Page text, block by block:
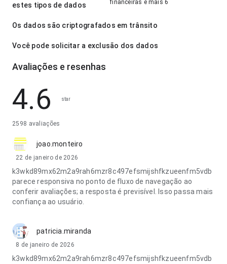
estes tipos de dados financeiras e mais 6
Os dados são criptografados em trânsito
Você pode solicitar a exclusão dos dados
Avaliações e resenhas
4.6 star
2598 avaliações
joao.monteiro
22 de janeiro de 2026
k3wkd89mx62m2a9rah6mzr8c497efsmijshfkzueenfm5vdb
parece responsiva no ponto de fluxo de navegação ao
conferir avaliações; a resposta é previsível. Isso passa mais
confiança ao usuário.
patricia.miranda
8 de janeiro de 2026
k3wkd89mx62m2a9rah6mzr8c497efsmijshfkzueenfm5vdb